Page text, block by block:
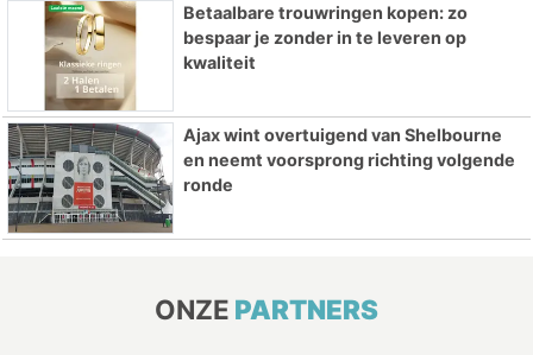
Betaalbare trouwringen kopen: zo
bespaar je zonder in te leveren op
kwaliteit
Ajax wint overtuigend van Shelbourne
en neemt voorsprong richting volgende
ronde
ONZE PARTNERS